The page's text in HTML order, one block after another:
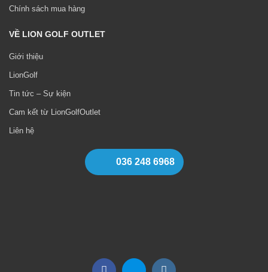
Chính sách mua hàng
VỀ LION GOLF OUTLET
Giới thiệu
LionGolf
Tin tức – Sự kiện
Cam kết từ LionGolfOutlet
Liên hệ
036 248 6968